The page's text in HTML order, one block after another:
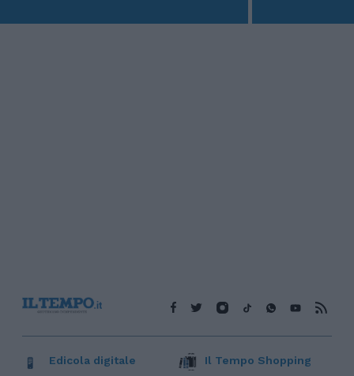
Edicola digitale Il Tempo Shopping